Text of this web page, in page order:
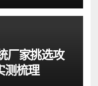
厂家挑选攻
测梳理